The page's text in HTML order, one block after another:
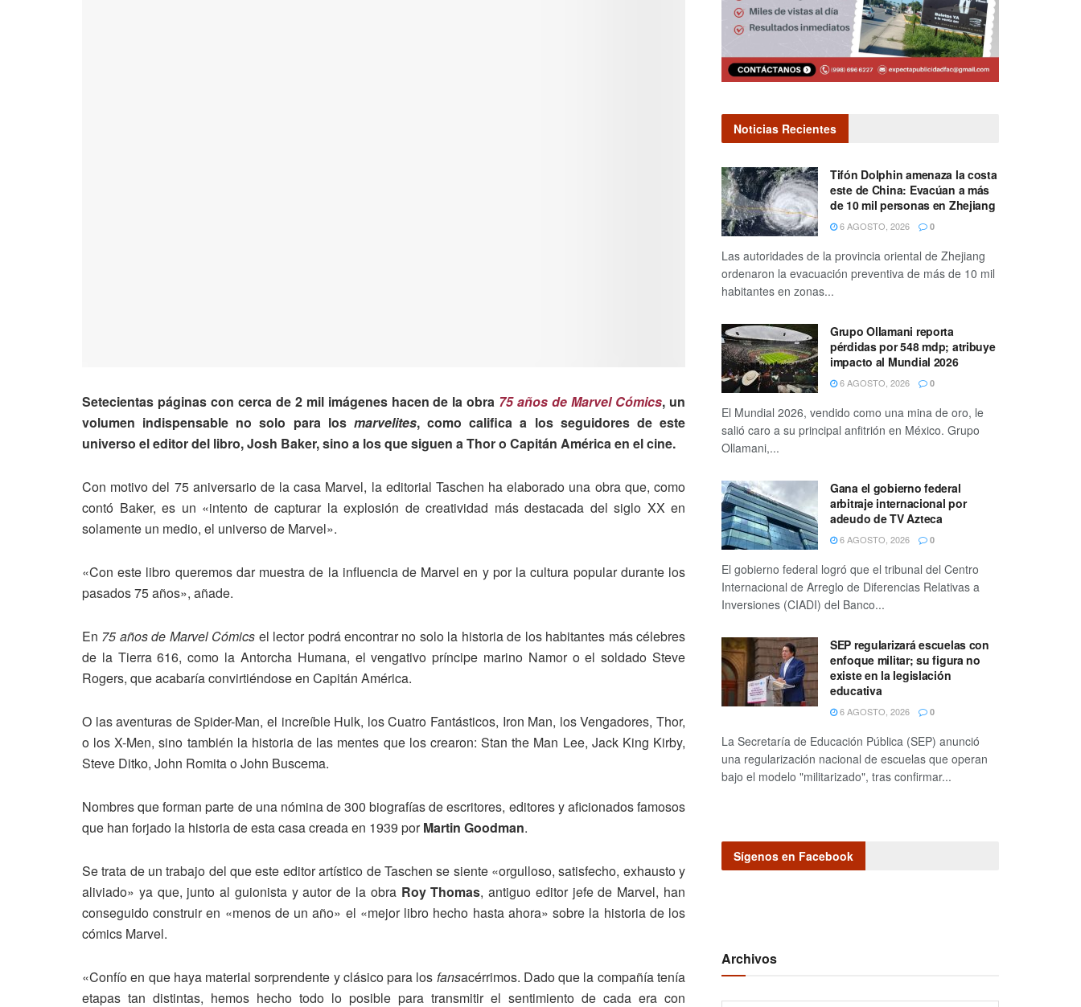
Setecientas páginas con cerca de 2 mil imágenes hacen de la obra 75 años de Marvel Cómics, un
volumen indispensable no solo para los marvelites, como califica a los seguidores de este
universo el editor del libro, Josh Baker, sino a los que siguen a Thor o Capitán América en el cine.
Con motivo del 75 aniversario de la casa Marvel, la editorial Taschen ha elaborado una obra que, como
contó Baker, es un «intento de capturar la explosión de creatividad más destacada del siglo XX en
solamente un medio, el universo de Marvel».
«Con este libro queremos dar muestra de la influencia de Marvel en y por la cultura popular durante los
pasados 75 años», añade.
En 75 años de Marvel Cómics el lector podrá encontrar no solo la historia de los habitantes más célebres
de la Tierra 616, como la Antorcha Humana, el vengativo príncipe marino Namor o el soldado Steve
Rogers, que acabaría convirtiéndose en Capitán América.
O las aventuras de Spider-Man, el increíble Hulk, los Cuatro Fantásticos, Iron Man, los Vengadores, Thor,
o los X-Men, sino también la historia de las mentes que los crearon: Stan the Man Lee, Jack King Kirby,
Steve Ditko, John Romita o John Buscema.
Nombres que forman parte de una nómina de 300 biografías de escritores, editores y aficionados famosos
que han forjado la historia de esta casa creada en 1939 porMartin Goodman.
Se trata de un trabajo del que este editor artístico de Taschen se siente «orgulloso, satisfecho, exhausto y
aliviado» ya que, junto al guionista y autor de la obra Roy Thomas, antiguo editor jefe de Marvel, han
conseguido construir en «menos de un año» el «mejor libro hecho hasta ahora» sobre la historia de los
cómics Marvel.
«Confío en que haya material sorprendente y clásico para los fansacérrimos. Dado que la compañía tenía
etapas tan distintas, hemos hecho todo lo posible para transmitir el sentimiento de cada era con
Noticias Recientes
Tifón Dolphin amenaza la costa
este de China: Evacúan a más
de 10 mil personas en Zhejiang
6 AGOSTO, 2026 0
Las autoridades de la provincia oriental de Zhejiang
ordenaron la evacuación preventiva de más de 10 mil
habitantes en zonas...
Grupo Ollamani reporta
pérdidas por 548 mdp; atribuye
impacto al Mundial 2026
6 AGOSTO, 2026 0
El Mundial 2026, vendido como una mina de oro, le
salió caro a su principal anfitrión en México. Grupo
Ollamani,...
Gana el gobierno federal
arbitraje internacional por
adeudo de TV Azteca
6 AGOSTO, 2026 0
El gobierno federal logró que el tribunal del Centro
Internacional de Arreglo de Diferencias Relativas a
Inversiones (CIADI) del Banco...
SEP regularizará escuelas con
enfoque militar; su figura no
existe en la legislación
educativa
6 AGOSTO, 2026 0
La Secretaría de Educación Pública (SEP) anunció
una regularización nacional de escuelas que operan
bajo el modelo "militarizado", tras confirmar...
Sígenos en Facebook
Archivos